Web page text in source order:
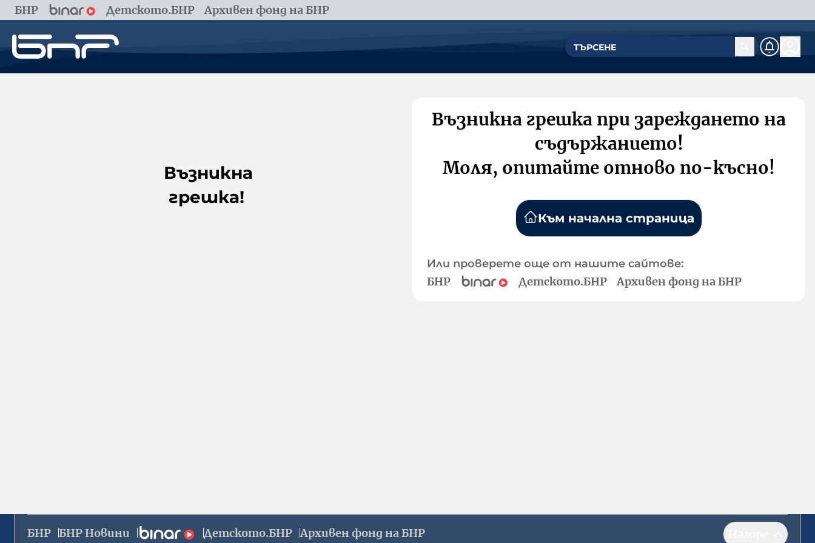
БНР Детското.БНР Архивен фонд на БНР
Възникна
грешка!
Възникна грешка при зареждането на
съдържанието!
Моля, опитайте отново по-късно!
Към начална страница
Или проверете още от нашите сайтове:
БНР Детското.БНР Архивен фонд на БНР
БНР БНР Новини Детското.БНР Архивен фонд на БНР